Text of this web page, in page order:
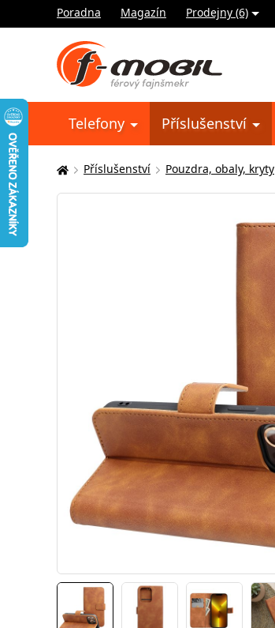
Poradna Magazín Prodejny (6)
Telefony Příslušenství
Zde
se
Příslušenství Pouzdra, obaly, kryty